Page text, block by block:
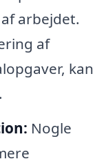
arbejdet.
af
kan
Nogle